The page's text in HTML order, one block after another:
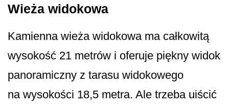
Wieża widokowa
Kamienna wieża widokowa ma całkowitą
wysokość 21 metrów i oferuje piękny widok
panoramiczny z tarasu widokowego
na wysokości 18,5 metra. Ale trzeba uiścić